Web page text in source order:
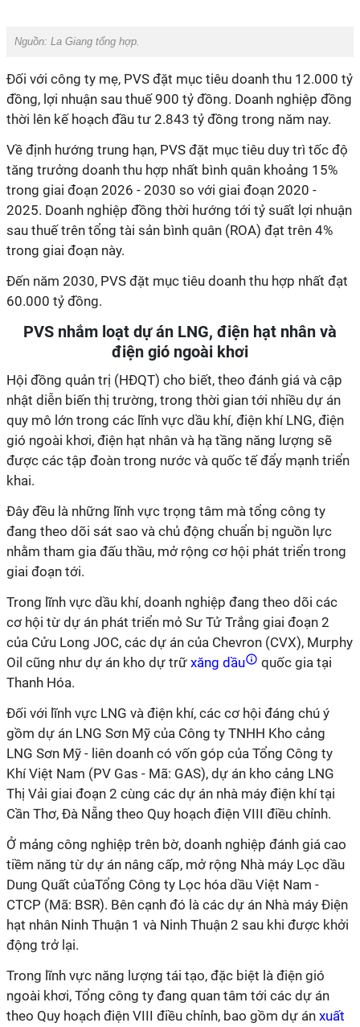
Nguồn: La Giang tổng hợp.
Đối với công ty mẹ, PVS đặt mục tiêu doanh thu 12.000 tỷ
đồng, lợi nhuận sau thuế 900 tỷ đồng. Doanh nghiệp đồng
thời lên kế hoạch đầu tư 2.843 tỷ đồng trong năm nay.
Về định hướng trung hạn, PVS đặt mục tiêu duy trì tốc độ
tăng trưởng doanh thu hợp nhất bình quân khoảng 15%
trong giai đoạn 2026 - 2030 so với giai đoạn 2020 -
2025. Doanh nghiệp đồng thời hướng tới tỷ suất lợi nhuận
sau thuế trên tổng tài sản bình quân (ROA) đạt trên 4%
trong giai đoạn này.
Đến năm 2030, PVS đặt mục tiêu doanh thu hợp nhất đạt
60.000 tỷ đồng.
PVS nhắm loạt dự án LNG, điện hạt nhân và
điện gió ngoài khơi
Hội đồng quản trị (HĐQT) cho biết, theo đánh giá và cập
nhật diễn biến thị trường, trong thời gian tới nhiều dự án
quy mô lớn trong các lĩnh vực dầu khí, điện khí LNG, điện
gió ngoài khơi, điện hạt nhân và hạ tầng năng lượng sẽ
được các tập đoàn trong nước và quốc tế đẩy mạnh triển
khai.
Đây đều là những lĩnh vực trọng tâm mà tổng công ty
đang theo dõi sát sao và chủ động chuẩn bị nguồn lực
nhằm tham gia đấu thầu, mở rộng cơ hội phát triển trong
giai đoạn tới.
Trong lĩnh vực dầu khí, doanh nghiệp đang theo dõi các
cơ hội từ dự án phát triển mỏ Sư Tử Trắng giai đoạn 2
của Cửu Long JOC, các dự án của Chevron (CVX), Murphy
Oil cũng như dự án kho dự trữ xăng dầu
quốc gia tại
Thanh Hóa.
Đối với lĩnh vực LNG và điện khí, các cơ hội đáng chú ý
gồm dự án LNG Sơn Mỹ của Công ty TNHH Kho cảng
LNG Sơn Mỹ - liên doanh có vốn góp của Tổng Công ty
Khí Việt Nam (PV Gas - Mã: GAS), dự án kho cảng LNG
Thị Vải giai đoạn 2 cùng các dự án nhà máy điện khí tại
Cần Thơ, Đà Nẵng theo Quy hoạch điện VIII điều chỉnh.
Ở mảng công nghiệp trên bờ, doanh nghiệp đánh giá cao
tiềm năng từ dự án nâng cấp, mở rộng Nhà máy Lọc dầu
Dung Quất củaTổng Công ty Lọc hóa dầu Việt Nam -
CTCP (Mã: BSR). Bên cạnh đó là các dự án Nhà máy Điện
hạt nhân Ninh Thuận 1 và Ninh Thuận 2 sau khi được khởi
động trở lại.
Trong lĩnh vực năng lượng tái tạo, đặc biệt là điện gió
ngoài khơi, Tổng công ty đang quan tâm tới các dự án
theo Quy hoạch điện VIII điều chỉnh, bao gồm dự án xuất